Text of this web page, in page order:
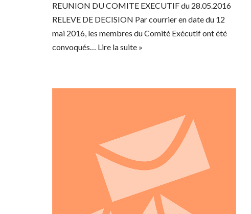
REUNION DU COMITE EXECUTIF du 28.05.2016
RELEVE DE DECISION Par courrier en date du 12
mai 2016, les membres du Comité Exécutif ont été
convoqués… Lire la suite »